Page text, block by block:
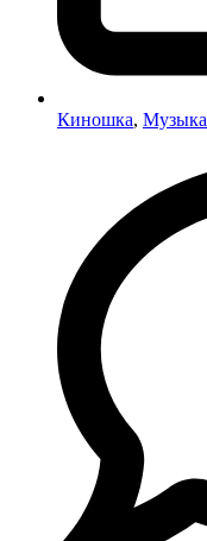
Киношка, Музыка